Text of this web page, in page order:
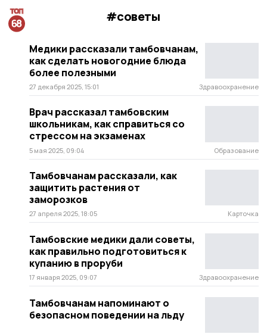
#советы
Медики рассказали тамбовчанам,
как сделать новогодние блюда
более полезными
27 декабря 2025, 15:01 Здравоохранение
Врач рассказал тамбовским
школьникам, как справиться со
стрессом на экзаменах
5 мая 2025, 09:04 Образование
Тамбовчанам рассказали, как
защитить растения от
заморозков
27 апреля 2025, 18:05 Карточка
Тамбовские медики дали советы,
как правильно подготовиться к
купанию в проруби
17 января 2025, 09:07 Здравоохранение
Тамбовчанам напоминают о
безопасном поведении на льду